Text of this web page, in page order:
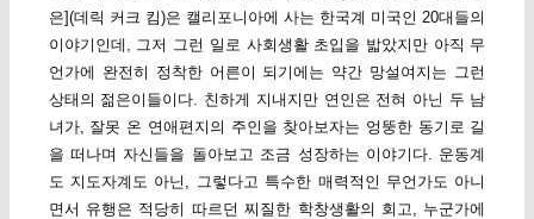
은](데릭 커크 킴)은 캘리포니아에 사는 한국계 미국인 20대들의
이야기인데, 그저 그런 일로 사회생활 초입을 밟았지만 아직 무
언가에 완전히 정착한 어른이 되기에는 약간 망설여지는 그런
상태의 젊은이들이다. 친하게 지내지만 연인은 전혀 아닌 두 남
녀가, 잘못 온 연애편지의 주인을 찾아보자는 엉뚱한 동기로 길
을 떠나며 자신들을 돌아보고 조금 성장하는 이야기다. 운동계
도 지도자계도 아닌, 그렇다고 특수한 매력적인 무언가도 아니
면서 유행은 적당히 따르던 찌질한 학창생활의 회고, 누군가에